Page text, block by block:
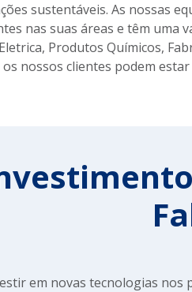
sustentáveis. As nossas
nas suas áreas e têm uma
Produtos Químicos,
nossos clientes podem
em novas tecnologias